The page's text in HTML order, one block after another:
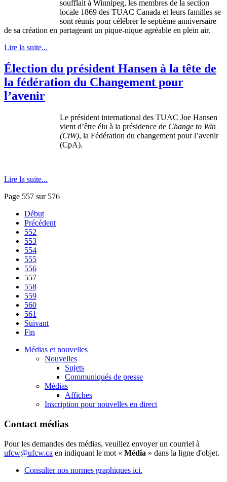
soufflait à Winnipeg, les membres de la section
locale 1869 des TUAC Canada et leurs familles se
sont réunis pour célébrer le septième anniversaire
de sa création en partageant un pique-nique agréable en plein air.
Lire la suite...
Élection du président Hansen à la tête de
la fédération du Changement pour
l’avenir
Le président international des TUAC Joe Hansen
vient d’être élu à la présidence de Change to Win
(CtW), la Fédération du changement pour l’avenir
(CpA).
Lire la suite...
Page 557 sur 576
Début
Précédent
552
553
554
555
556
557
558
559
560
561
Suivant
Fin
Médias et nouvelles
Nouvelles
Sujets
Communiqués de presse
Médias
Affiches
Inscription pour nouvelles en direct
Contact médias
Pour les demandes des médias, veuillez envoyer un courriel à
ufcw@ufcw.ca en indiquant le mot « Média » dans la ligne d'objet.
Consulter nos normes graphiques ici.